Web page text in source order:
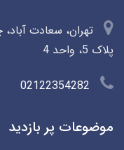
تهران، سعادت
پلاک 5، واحد 4
02122354282
موضوعات پر بازدید